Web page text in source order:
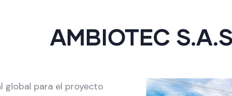
AMBIOTEC S.A.S
global para el proyecto